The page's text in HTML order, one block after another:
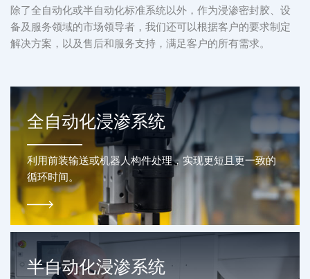
除了全自动化或半自动化标准系统以外，作为浸渗密封胶、设
备及服务领域的市场领导者，我们还可以根据客户的要求制定
解决方案，以及售后和服务支持，满足客户的所有需求。
全自动化浸渗系统
利用前装输送或机器人构件处理，实现更短且更一致的
循环时间。
半自动化浸渗系统